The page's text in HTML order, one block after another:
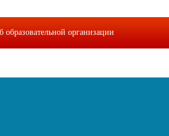
образовательной организации